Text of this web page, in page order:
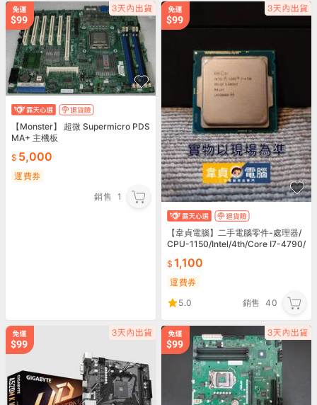
【Monster】 超微 Supermicro PDS
MA+ 主機板
5,000
運費券
銷售 1
【韋貞電腦】二手電腦零件-處理器/
CPU-1150/Intel/4th/Core I7-4790/
1,100
運費券
5.0
銷售 40